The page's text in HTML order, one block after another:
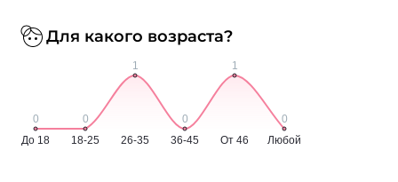
Для какого возраста?